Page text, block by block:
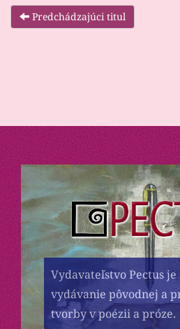
Predchádzajúci titul
Vydavateľstvo Pectus
vydávanie pôvodnej a
tvorby v poézii a próze.